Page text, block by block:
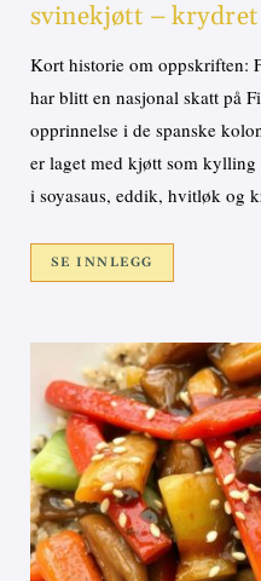
svinekjøtt –
Kort historie om oppskriften:
har blitt en nasjonal skatt på
opprinnelse i de spanske
er laget med kjøtt som
i soyasaus, eddik, hvitløk og
SE INNLEGG